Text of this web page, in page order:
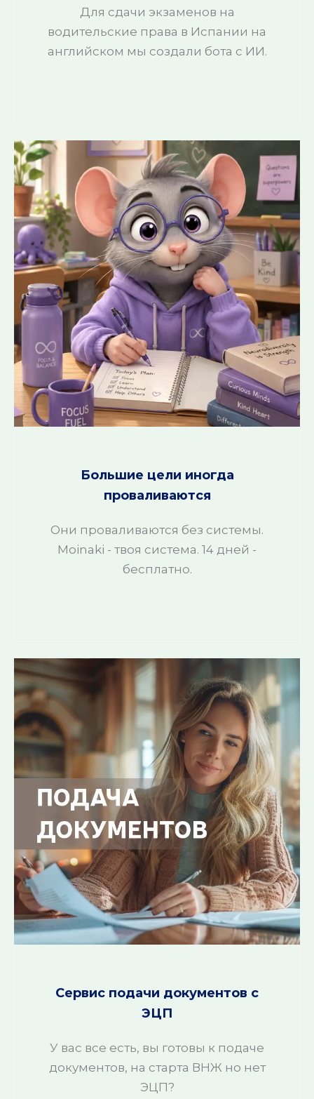
Для сдачи экзаменов на
водительские права в Испании на
английском мы создали бота с ИИ.
Большие цели иногда
проваливаются
Они проваливаются без системы.
Moinaki - твоя система. 14 дней -
бесплатно.
Сервис подачи документов с
ЭЦП
У вас все есть, вы готовы к подаче
документов, на старта ВНЖ но нет
ЭЦП?